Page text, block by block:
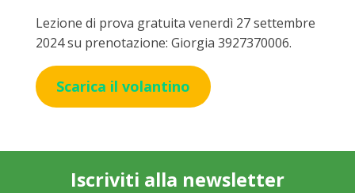
Lezione di prova gratuita venerdì 27 settembre
2024 su prenotazione: Giorgia 3927370006.
Scarica il volantino
Iscriviti alla newsletter